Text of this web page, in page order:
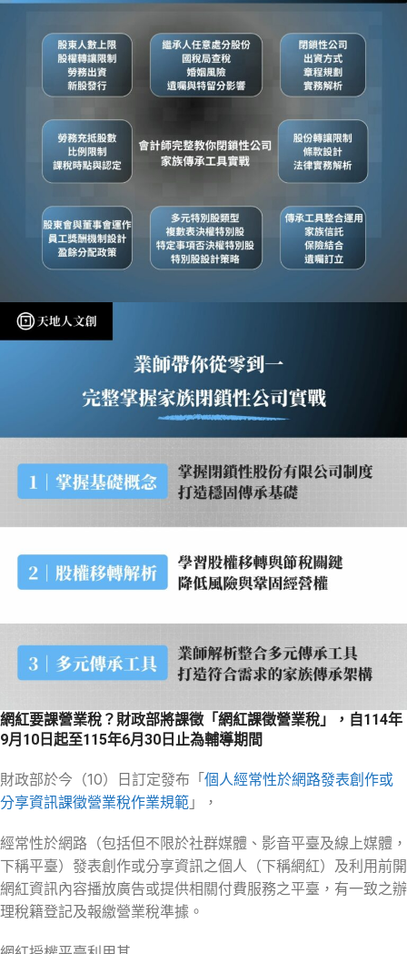
網紅要課營業稅？財政部將課徵「網紅課徵營業稅」，自114年
9月10日起至115年6月30日止為輔導期間
財政部於今（10）日訂定發布「個人經常性於網路發表創作或
分享資訊課徵營業稅作業規範 」，
經常性於網路（包括但不限於社群媒體、影音平臺及線上媒體，
下稱平臺）發表創作或分享資訊之個人（下稱網紅）及利用前開
網紅資訊內容播放廣告或提供相關付費服務之平臺，有一致之辦
理稅籍登記及報繳營業稅準據。